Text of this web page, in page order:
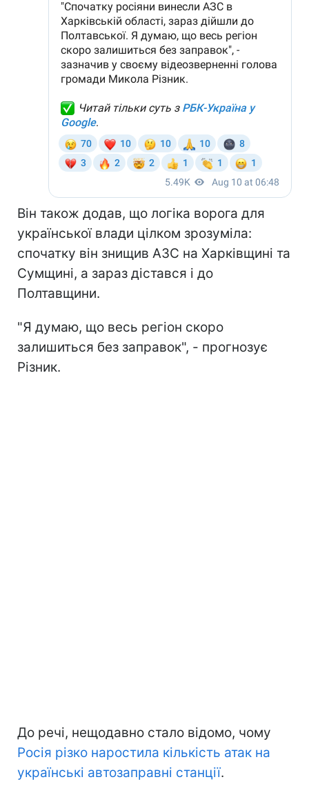
Він також додав, що логіка ворога для
української влади цілком зрозуміла:
спочатку він знищив АЗС на Харківщині та
Сумщині, а зараз дістався і до
Полтавщини.
"Я думаю, що весь регіон скоро
залишиться без заправок", - прогнозує
Різник.
До речі, нещодавно стало відомо, чому
Росія різко наростила кількість атак на
українські автозаправні станції.